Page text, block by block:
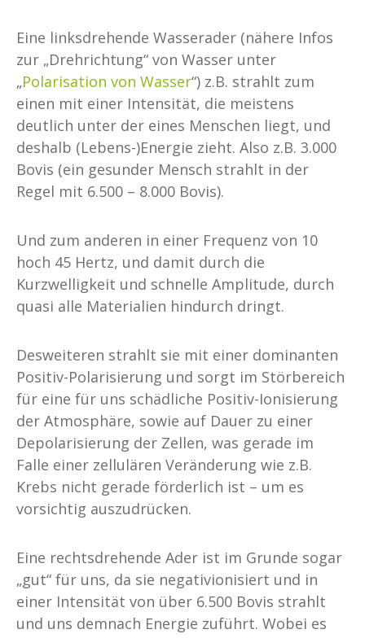
Eine linksdrehende Wasserader (nähere Infos
zur „Drehrichtung“ von Wasser unter
„Polarisation von Wasser“) z.B. strahlt zum
einen mit einer Intensität, die meistens
deutlich unter der eines Menschen liegt, und
deshalb (Lebens-)Energie zieht. Also z.B. 3.000
Bovis (ein gesunder Mensch strahlt in der
Regel mit 6.500 – 8.000 Bovis).
Und zum anderen in einer Frequenz von 10
hoch 45 Hertz, und damit durch die
Kurzwelligkeit und schnelle Amplitude, durch
quasi alle Materialien hindurch dringt.
Desweiteren strahlt sie mit einer dominanten
Positiv-Polarisierung und sorgt im Störbereich
für eine für uns schädliche Positiv-Ionisierung
der Atmosphäre, sowie auf Dauer zu einer
Depolarisierung der Zellen, was gerade im
Falle einer zellulären Veränderung wie z.B.
Krebs nicht gerade förderlich ist – um es
vorsichtig auszudrücken.
Eine rechtsdrehende Ader ist im Grunde sogar
„gut“ für uns, da sie negativionisiert und in
einer Intensität von über 6.500 Bovis strahlt
und uns demnach Energie zuführt. Wobei es